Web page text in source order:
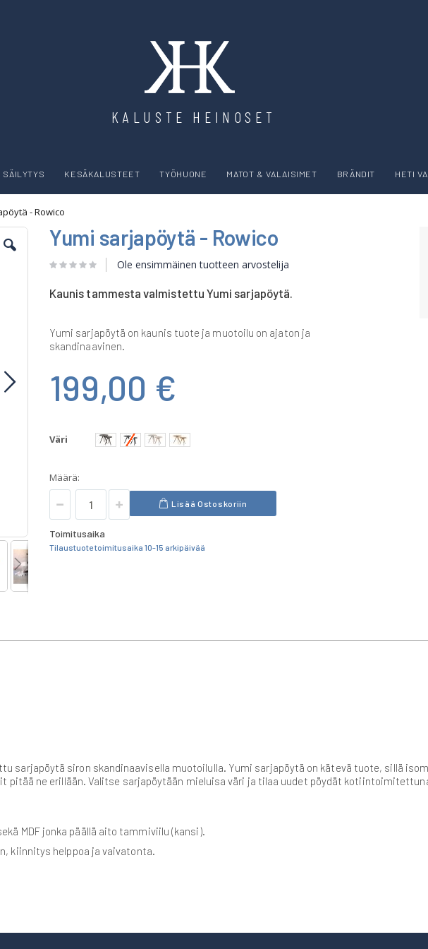
KALUSTE HEINOSET
SÄILYTYS KESÄKALUSTEET TYÖHUONE MATOT & VALAISIMET BRÄNDIT HETI
- Rowico
Yumi sarjapöytä - Rowico
Ole ensimmäinen tuotteen arvostelija
Kaunis tammesta valmistettu Yumi sarjapöytä.
Yumi sarjapöytä on kaunis tuote ja muotoilu on ajaton ja
skandinaavinen.
199,00 €
Väri
Määrä:
Lisää Ostoskoriin
Toimitusaika
Tilaustuote toimitusaika 10-15 arkipäivää
sarjapöytä siron skandinaavisella muotoilulla. Yumi sarjapöytä on kätevä tuote, sillä
ne erillään. Valitse sarjapöytään mieluisa väri ja tilaa uudet pöydät
MDF jonka päällä aito tammiviilu (kansi).
kiinnitys helppoa ja vaivatonta.